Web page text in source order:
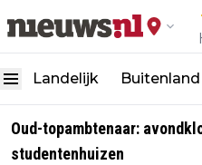
Landelijk Buitenland
Oud-topambtenaar:
studentenhuizen